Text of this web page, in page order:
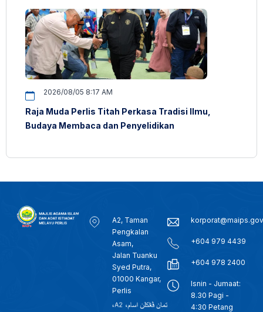
2026/08/05 8:17 AM
Raja Muda Perlis Titah Perkasa Tradisi Ilmu,
Budaya Membaca dan Penyelidikan
A2, Taman
Pengkalan
Asam,
Jalan Tuanku
Syed Putra,
01000 Kangar,
Perlis
+604 979 4439
+604 978 2400
Isnin - Jumaat:
8.30 Pagi -
4:30 Petang